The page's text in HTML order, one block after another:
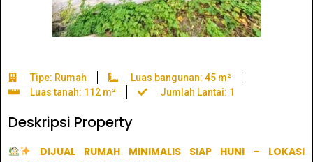
Tipe: Rumah
Luas bangunan: 45 m²
Luas tanah: 112 m²
Jumlah Lantai: 1
Deskripsi Property
DIJUAL RUMAH MINIMALIS SIAP HUNI – LOKASI